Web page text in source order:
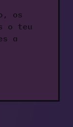
os
o teu
a